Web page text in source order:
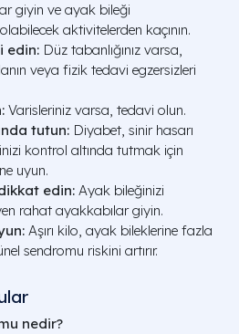
giyin ve ayak bileği
aktivitelerden kaçının.
edin: Düz tabanlığınız varsa,
veya fizik tedavi egzersizleri
Varisleriniz varsa, tedavi olun.
tutun: Diyabet, sinir hasarı
kontrol altında tutmak için
uyun.
edin: Ayak bileğinizi
rahat ayakkabılar giyin.
Aşırı kilo, ayak bileklerine fazla
sendromu riskini artırır.
nedir?